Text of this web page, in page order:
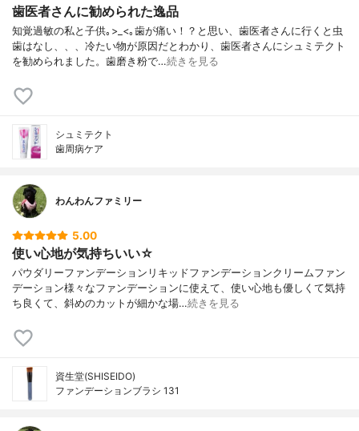
歯医者さんに勧められた逸品
知覚過敏の私と子供｡>_<｡歯が痛い！？と思い、歯医者さんに行くと虫
歯はなし、、、冷たい物が原因だとわかり、歯医者さんにシュミテクト
を勧められました。歯磨き粉で…続きを見る
シュミテクト
歯周病ケア
わんわんファミリー
5.00
使い心地が気持ちいい☆
パウダリーファンデーションリキッドファンデーションクリームファン
デーション様々なファンデーションに使えて、使い心地も優しくて気持
ち良くて、斜めのカットが細かな場…続きを見る
資生堂(SHISEIDO)
ファンデーションブラシ 131